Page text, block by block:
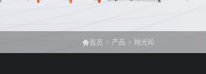
首页 > 产品 > 抛光轮